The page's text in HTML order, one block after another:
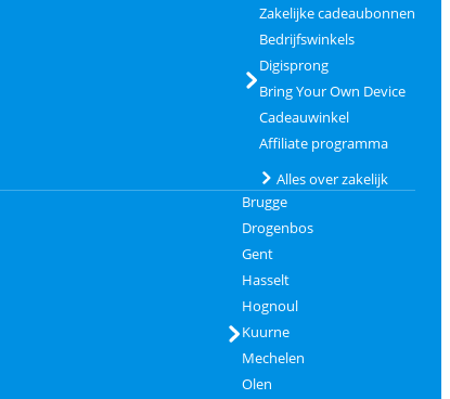
Zakelijke cadeaubonnen
Bedrijfswinkels
Digisprong
Bring Your Own Device
Cadeauwinkel
Affiliate programma
Alles over zakelijk
Brugge
Drogenbos
Gent
Hasselt
Hognoul
Kuurne
Mechelen
Olen